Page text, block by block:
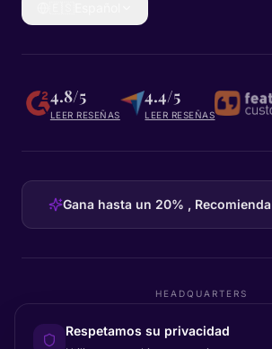
4.8/5
LEER RESEÑAS
4.4/5
LEER RESEÑAS
Gana hasta un 20% ,
HEADQUARTERS
C/O GRROW, Pilestræde 52A
Respetamos su privacidad